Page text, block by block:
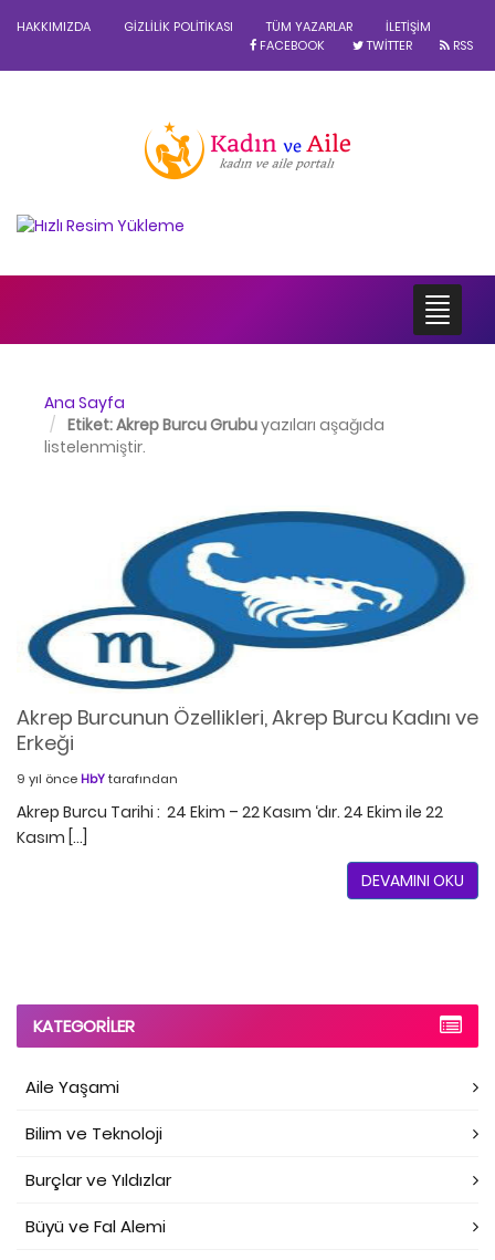
HAKKIMIZDA GIZLILIK POLITIKASI TÜM YAZARLAR
İLETIŞIM
FACEBOOK
TWITTER RSS
Ana Sayfa
Etiket:Akrep Burcu Grubuyazıları aşağıda
listelenmiştir.
Akrep Burcunun Özellikleri, Akrep Burcu Kadını ve
Erkeği
9 yıl önceHbYtarafından
Akrep Burcu Tarihi : 24 Ekim – 22 Kasım ‘dır. 24 Ekim ile 22
Kasım […]
DEVAMINI OKU
KATEGORILER
Aile Yaşami
Bilim ve Teknoloji
Burçlar ve Yıldızlar
Büyü ve Fal Alemi